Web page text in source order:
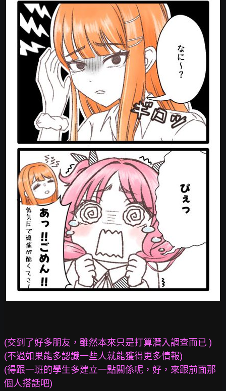
(交到了好多朋友，雖然本來只是打算潛入調查而已 )
(不過如果能多認識一些人就能獲得更多情報)
(得跟一班的學生多建立一點關係呢，好，來跟前面那
個人搭話吧)